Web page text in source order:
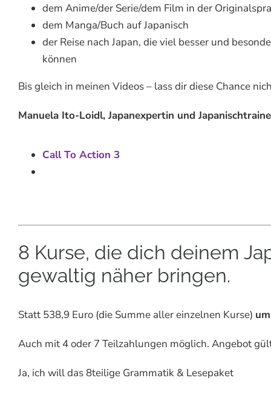
dem Anime/der Serie/dem Film in der
dem Manga/Buch auf Japanisch
der Reise nach Japan, die viel besser und
können
Bis gleich in meinen Videos – lass dir diese Chance
Manuela Ito-Loidl, Japanexpertin und
Call To Action 3
8 Kurse, die dich deinem
gewaltig näher bringen.
Statt 538,9 Euro (die Summe aller einzelnen Kurse)
Auch mit 4 oder 7 Teilzahlungen möglich. Angebot
Ja, ich will das 8teilige Grammatik & Lesepaket